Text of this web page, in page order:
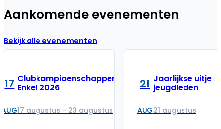
Aankomende evenementen
Bekijk alle evenementen
17
AUG
Clubkampioenschappen
Enkel 2026
17 augustus - 23 augustus
21
AUG
Jaarlijkse uitje
jeugdleden
21 augustus